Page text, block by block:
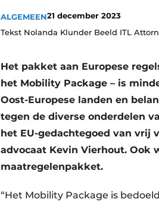
ALGEMEEN21 december 2023
Tekst Nolanda Klunder Beeld ITL
Het pakket aan Europese
het Mobility Package – is
Oost-Europese landen en
tegen de diverse onderdelen
het EU-gedachtegoed van vrij
advocaat Kevin Vierhout. Ook
maatregelenpakket.
“Het Mobility Package is